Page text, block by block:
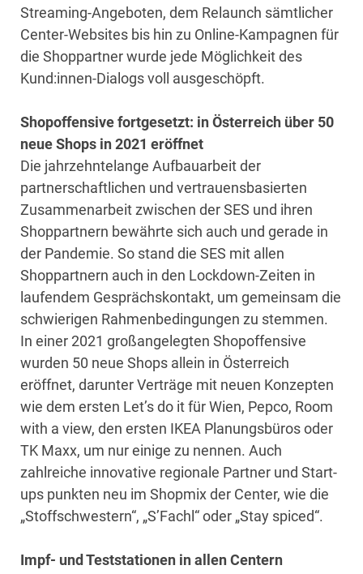
Streaming-Angeboten, dem Relaunch sämtlicher
Center-Websites bis hin zu Online-Kampagnen für
die Shoppartner wurde jede Möglichkeit des
Kund:innen-Dialogs voll ausgeschöpft.
Shopoffensive fortgesetzt: in Österreich über 50
neue Shops in 2021 eröffnet
Die jahrzehntelange Aufbauarbeit der
partnerschaftlichen und vertrauensbasierten
Zusammenarbeit zwischen der SES und ihren
Shoppartnern bewährte sich auch und gerade in
der Pandemie. So stand die SES mit allen
Shoppartnern auch in den Lockdown-Zeiten in
laufendem Gesprächskontakt, um gemeinsam die
schwierigen Rahmenbedingungen zu stemmen.
In einer 2021 großangelegten Shopoffensive
wurden 50 neue Shops allein in Österreich
eröffnet, darunter Verträge mit neuen Konzepten
wie dem ersten Let’s do it für Wien, Pepco, Room
with a view, den ersten IKEA Planungsbüros oder
TK Maxx, um nur einige zu nennen. Auch
zahlreiche innovative regionale Partner und Start-
ups punkten neu im Shopmix der Center, wie die
„Stoffschwestern“, „S’Fachl“ oder „Stay spiced“.
Impf- und Teststationen in allen Centern